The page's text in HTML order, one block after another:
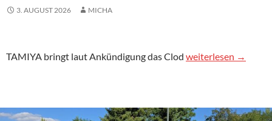
3. AUGUST 2026 MICHA
TAMIYA bringt laut Ankündigung das Clod TAMIYA Clod
weiterlesen →